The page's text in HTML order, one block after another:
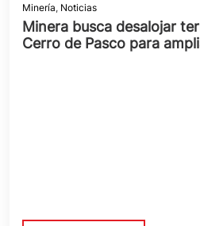
Minería, Noticias
Minera busca desalojar
Cerro de Pasco para